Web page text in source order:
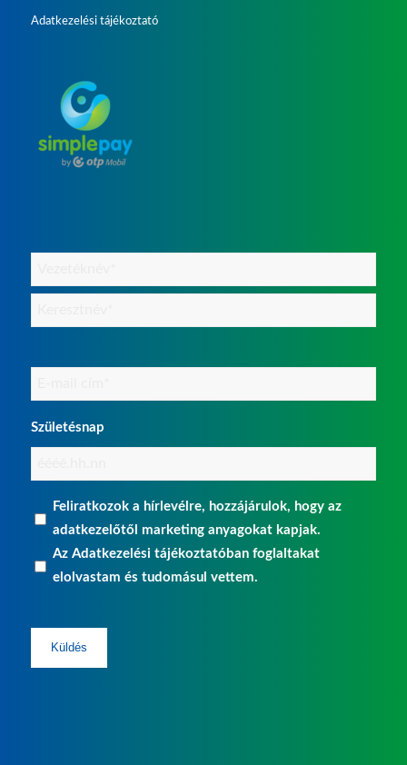
Adatkezelési tájékoztató
(Kötelező)
(Kötelező)
Születésnap
Adatkezelési
hozzájárulás
(Kötelező)
Feliratkozok a hírlevélre, hozzájárulok, hogy az
adatkezelőtől marketing anyagokat kapjak.
Az Adatkezelési tájékoztatóbanfoglaltakat
elolvastam és tudomásul vettem.